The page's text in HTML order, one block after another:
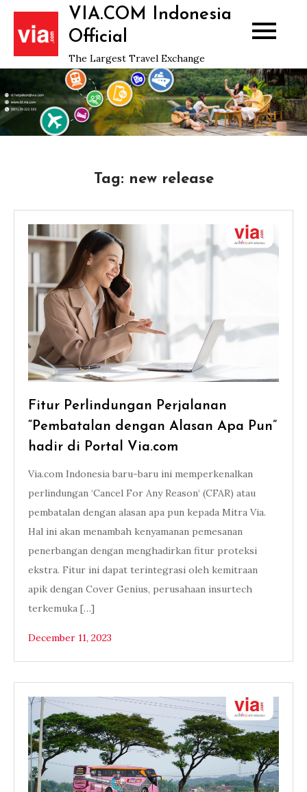
Skip
content
VIA.COM Indonesia
Official
The Largest Travel Exchange
Tag: new release
Fitur Perlindungan Perjalanan
“Pembatalan dengan Alasan Apa Pun”
hadir di Portal Via.com
Via.com Indonesia baru-baru ini memperkenalkan
perlindungan ‘Cancel For Any Reason‘ (CFAR) atau
pembatalan dengan alasan apa pun kepada Mitra Via.
Hal ini akan menambah kenyamanan pemesanan
penerbangan dengan menghadirkan fitur proteksi
ekstra. Fitur ini dapat terintegrasi oleh kemitraan
apik dengan Cover Genius, perusahaan insurtech
terkemuka […]
December 11, 2023